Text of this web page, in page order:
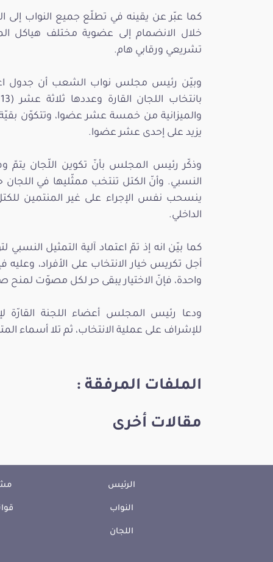
كما عبّر عن يقينه في تطلّع جميع النواب
خلال الانضمام إلى عضوية مختلف هياكل
تشريعي ورقابي هام.
وبيّن رئيس مجلس نواب الشعب أن جدول
والميزانية من خمسة عشر عضوا، وتتكوّن
يزيد على إحدى عشر عضوا.
وذكّر رئيس المجلس بأنّ تكوين اللّجان يتمّ
النسبي. وأنّ الكتل تنتخب ممثّليها في
الداخلي.
كما بيّن انه إذ تمّ اعتماد آلية التمثيل
أجل تكريس خيار الانتخاب على الأفراد،
واحدة، فإنّ الاختيار يبقى حر لكل مصوّت
ودعا رئيس المجلس أعضاء اللجنة القارّة
للإشراف على عملية الانتخاب، ثم تلا أسماء
الملفات المرفقة :
مقالات أخرى
الرئيس
النواب
اللجان